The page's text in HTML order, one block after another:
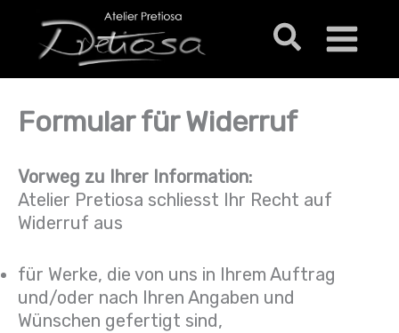
inhoud
Zoeken
Formular für Widerruf
Vorweg zu Ihrer Information:
Atelier Pretiosa schliesst Ihr Recht auf
Widerruf aus
für Werke, die von uns in Ihrem Auftrag
und/oder nach Ihren Angaben und
Wünschen gefertigt sind,